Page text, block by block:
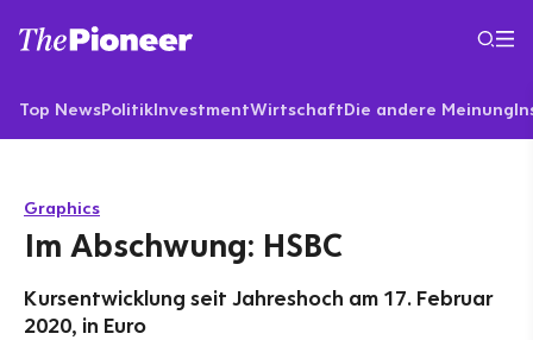
Top NewsPolitikInvestmentWirtschaftDie andere Meinung
Graphics
Im Abschwung: HSBC
Kursentwicklung seit Jahreshoch am 17. Februar
2020, in Euro